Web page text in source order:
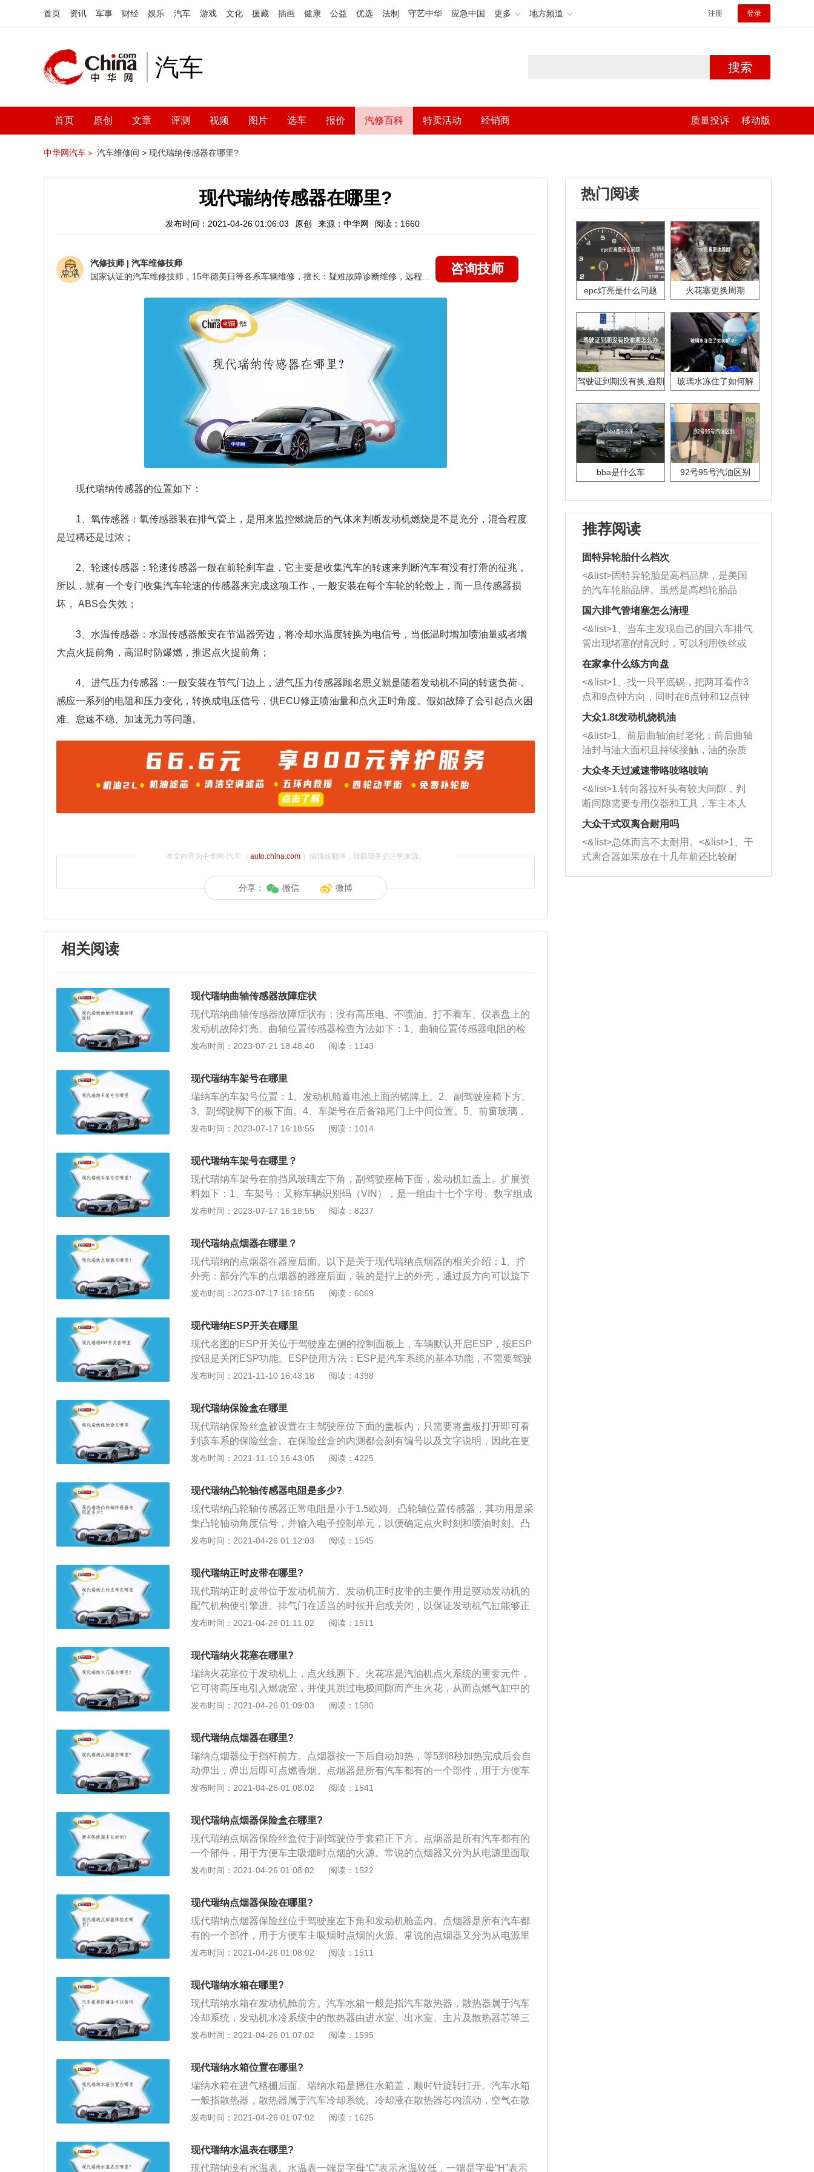
首页 资讯 军事 财经 娱乐 汽车 游戏 文化 援藏 插画 健康 公益 优选 法制 守艺中华 应急中国 更多 地方频道 注册 登录
汽车 搜索
首页 原创 文章 评测 视频 图片 选车 报价 汽修百科 特卖活动 经销商 质量投诉 移动版
中华网汽车＞ 汽车维修间 > 现代瑞纳传感器在哪里?
现代瑞纳传感器在哪里?
发布时间：2021-04-26 01:06:03 原创 来源：中华网 阅读：1660
汽修技师 | 汽车维修技师
咨询技师
现代瑞纳传感器的位置如下：
1、氧传感器：氧传感器装在排气管上，是用来监控燃烧后的气体来判断发动机燃烧是不是充分，混合程度
是过稀还是过浓；
2、轮速传感器：轮速传感器一般在前轮刹车盘，它主要是收集汽车的转速来判断汽车有没有打滑的征兆，
所以，就有一个专门收集汽车轮速的传感器来完成这项工作，一般安装在每个车轮的轮毂上，而一旦传感器损
坏， ABS会失效；
3、水温传感器：水温传感器般安在节温器旁边，将冷却水温度转换为电信号，当低温时增加喷油量或者增
大点火提前角，高温时防爆燃，推迟点火提前角；
4、进气压力传感器：一般安装在节气门边上，进气压力传感器顾名思义就是随着发动机不同的转速负荷，
感应一系列的电阻和压力变化，转换成电压信号，供ECU修正喷油量和点火正时角度。假如故障了会引起点火困
难、怠速不稳、加速无力等问题。
本文内容为中华网·汽车（ auto.china.com）编辑或翻译，转载请务必注明来源。
分享： 微信 微博
相关阅读
现代瑞纳曲轴传感器故障症状
现代瑞纳曲轴传感器故障症状有：没有高压电、不喷油、打不着车、仪表盘上的
发动机故障灯亮。曲轴位置传感器检查方法如下：1、曲轴位置传感器电阻的检
测，拔出其导线插接件，用万用表测量传感器上各端子之间的电阻，应符合附表
出曲轴位置传感器的导线插接件，当转动发动机时，G1-、G2-和G-端子间应有脉
冲信号输出。如果没有脉冲信号输出，则已经损坏，要更换；3、传感器线圈与
信号转子的间隙检测，用厚薄规检查信号转子与传感器线圈凸起之间的空气间
隙，其间隙为0.2～0.4mm。若间隙不符合要求，则已经损坏，需要更换。
发布时间：2023-07-21 18:48:40 阅读：1143
现代瑞纳车架号在哪里
瑞纳车的车架号位置：1、发动机舱蓄电池上面的铭牌上。2、副驾驶座椅下方。
3、副驾驶脚下的板下面。4、车架号在后备箱尾门上中间位置。5、前窗玻璃，
6、行驶证。新款瑞纳车架号在发动机仓里发动机和变速箱后面靠近下方，现代
独立研发的一款A级小车。该车车身外观采用了现代汽车当前最新的流体雕塑设
计理念，运用了许多大胆、硬朗的线条，营造出运动、时尚和硬朗的形象，能够
给消费者带来宽敞舒适的驾乘感受。瑞纳在外型上大量使用了流畅的肌理线条，
配以时尚的前脸造型，营造出一种前卫、动感的视觉感受。为了突出动感的特
性，瑞纳优化了车身比例，使整车更具有轿跑车蓄势而发的运动风范，并且大大
2570mm轴距，真正为消费者的日常使用提供了最大的方便和灵活性。
发布时间：2023-07-17 16:18:55 阅读：1014
现代瑞纳车架号在哪里？
现代瑞纳车架号在前挡风玻璃左下角，副驾驶座椅下面，发动机缸盖上。扩展资
料如下：1、车架号：又称车辆识别码（VIN），是一组由十七个字母、数字组成
的编码，该编码就相当于是汽车的身份证。每辆汽车都有各自唯一的一组车架
车型等信息。2、结构：车辆识别号码主要有两种制式，第一种是欧盟采用的ISO
3779标准，第二种标准主要用于北美，比第一种更严谨，但两者仍能互相兼容。
发布时间：2023-07-17 16:18:55 阅读：8237
现代瑞纳点烟器在哪里？
现代瑞纳的点烟器在器座后面。以下是关于现代瑞纳点烟器的相关介绍：1、拧
外壳：部分汽车的点烟器的器座后面，装的是拧上的外壳，通过反方向可以旋下
来，然后再正方向就又可以装上。2、拆螺丝：部分汽车的点烟器的器座后面，
上去。3、拆面板：拆除档位操作杠的面板，该面板是使用塑料卡勾，只需要将
一边直接用手掰起来或者用一字螺丝刀翘起，就可以将整块面板拆开。4、拆面
板螺丝：当拆除档位操作杠面板后，按下点烟器的面板门将会自动打开，然后看
到两个黑色的螺丝，使用M4内六角扳手拆除即可。5、拆面板盒：直接将点烟器
的面板塑料盒用手拉出来，当拉出大概10厘米左右时，将连接线先拔除掉，只有
用时将内圈按进去，待达到一定温度后，内圈会自动弹回原始位置，这时手捏外
圈拔出即可。
发布时间：2023-07-17 16:18:55 阅读：6069
现代瑞纳ESP开关在哪里
现代名图的ESP开关位于驾驶座左侧的控制面板上，车辆默认开启ESP，按ESP
按钮是关闭ESP功能。ESP使用方法：ESP是汽车系统的基本功能，不需要驾驶
员亲自调用，主要是为了保证特殊驾驶状态下的车身稳定性。如有可能出现侧
故的发生。所以，供应商也建议在日常驾驶中不要关掉ESP。可暂时关闭ESP的
情况：1.车辆陷入泥潭时，ESP会限制发动机扭矩，使车辆难以逃脱。2.极限驾
驶、弯道漂移、原地旋转、磨损等都需要滑移，ESP运行时轮胎不能打滑，所以
可以暂时关闭。3.积雪很深的路面，轮胎在积雪的路面上，摩擦力本身就不够。E
SP的工作对轮胎没有足够的力量，反而不利于行驶。但是积雪融化的路面还是要
发布时间：2021-11-10 16:43:18 阅读：4398
现代瑞纳保险盒在哪里
现代瑞纳保险丝盒被设置在主驾驶座位下面的盖板内，只需要将盖板打开即可看
到该车系的保险丝盒。在保险丝盒的内测都会刻有编号以及文字说明，因此在更
换保险丝盒的时候，建议车主参考这些信息进行更换。若需要更换现代瑞纳内部
后，在驾驶人员的作为下面找到盖板，并且使用带有尖端的物体将盖白拆开，并
且找到对应元件保险丝；借助专业的检测笔对保险丝进行检查，检查其内部的保
险丝熔断是否还能正常工作，若不能正常工作则需要将其取下来，并且更换新的
保险丝；按照拆卸顺序的倒序将其安装好即可。
发布时间：2021-11-10 16:43:05 阅读：4225
现代瑞纳凸轮轴传感器电阻是多少?
现代瑞纳凸轮轴传感器正常电阻是小于1.5欧姆。凸轮轴位置传感器，其功用是采
集凸轮轴动角度信号，并输入电子控制单元，以便确定点火时刻和喷油时刻。凸
轮轴位置传感器又称为气缸识别传感器，为了区别于曲轴位置传感器，凸轮轴位
的电阻检查传感器的1端子与ECU的62端子、传感器的2端子电阻值；2、接着再
检查ECU的76端子、传感器的3端子与ECU的67端子的电阻值；3、各导线间电
阻值应不大于1.5欧姆，如果电阻过大或无穷大，说明线束接触不良或导线断路，
应进行维修或更换线束。
发布时间：2021-04-26 01:12:03 阅读：1545
现代瑞纳正时皮带在哪里?
现代瑞纳正时皮带位于发动机前方。发动机正时皮带的主要作用是驱动发动机的
配气机构使引擎进、排气门在适当的时候开启或关闭，以保证发动机气缸能够正
常地吸气和排气。以下是正时皮带的更换步骤：1、将气门室盖拆开，曲轴皮带
定镙丝拧上，固定住曲轴；2、转动进排气凸轮轴，凸轮轴后端有凹槽，将两根
凸轮轴凹槽平衡对齐，将专用工具卡进去；3、拆下旧链条装上新链条。曲轴皮
带轮也是没有滑键的，安装时，皮带轮上面有一个圆孔，对正链条外壳上面的凹
槽里；4、曲轴位置传感器是可以调整的，安装时要不间隙调整到位，不然会报
故障码；曲轴链轮与皮带轮都是自由转动的。
发布时间：2021-04-26 01:11:02 阅读：1511
现代瑞纳火花塞在哪里?
瑞纳火花塞位于发动机上，点火线圈下。火花塞是汽油机点火系统的重要元件，
它可将高压电引入燃烧室，并使其跳过电极间隙而产生火花，从而点燃气缸中的
可燃混合气。火花塞的结构介绍如下：1、钢壳：钢壳下部是细螺纹，用于与缸
塞；2、金属杆是中心电极。金属杆下端与中心电极上端通过导体玻璃体接触，
金属杆上端装有接线螺母；3、在钢制壳体与中心电极之间有高氧化铝陶瓷绝缘
体，使中心电极在通电时绝缘；4、钢壳体最下部装有弯曲的侧电极；5、钢壳外
部的中部有铜制垫圈。
发布时间：2021-04-26 01:09:03 阅读：1580
现代瑞纳点烟器在哪里?
瑞纳点烟器位于挡杆前方。点烟器按一下后自动加热，等5到8秒加热完成后会自
动弹出，弹出后即可点燃香烟。点烟器是所有汽车都有的一个部件，用于方便车
主吸烟时点烟的火源。常见的点烟器使用错误如下：1、启动时没有拔下外接设
其是MP3和U盘极易出现问题。因此要用后拔下，汽车启动后再插入使用；2、熄
火是没有拔下外接设备：由于车辆的设置不同，有些点烟器的电源并不是熄灭车
辆就断电的，很多车辆依然有电，因此将外接设备长期放在点烟器上容易导致汽
车电量的浪费；3、拔插时晃动：使用时候插拔晃动使得外接设备的插头弧形簧
片变型，造成插入后松旷，接触不严而影响导电，现象为时通时断；4、操作汽
发布时间：2021-04-26 01:08:02 阅读：1541
现代瑞纳点烟器保险盒在哪里?
现代瑞纳点烟器保险丝盒位于副驾驶位手套箱正下方。点烟器是所有汽车都有的
一个部件，用于方便车主吸烟时点烟的火源。常说的点烟器又分为从电源里面取
电的那种，有的厂家生产的点烟器就不是用来点烟的，只是用来从汽车上面引电
险盒，或汽车专门存放保险丝的收纳器里；2、然后，按照对应表，在众多保险
丝中，找到点烟器保险丝；3、然后取下点烟保险丝，取的时候要注意，不要碰
到其他电路设备；4、取下点烟保险丝就会发现，保险丝已经熔断，测好保险丝
尺寸，根据尺寸，重新购买保险丝，并重新安装上。
发布时间：2021-04-26 01:08:02 阅读：1522
现代瑞纳点烟器保险在哪里?
现代瑞纳点烟器保险丝位于驾驶座左下角和发动机舱盖内。点烟器是所有汽车都
有的一个部件，用于方便车主吸烟时点烟的火源。常说的点烟器又分为从电源里
面取电的那种，有的厂家生产的点烟器就不是用来点烟的，只是用来从汽车上面
开保险盒，或汽车专门存放保险丝的收纳器里；2、然后，按照对应表，在众多
保险丝中，找到点烟器保险丝；3、然后取下点烟保险丝，取的时候要注意，不
要碰到其他电路设备；4、取下点烟保险丝就会发现，保险丝已经熔断，测好保
险丝尺寸，根据尺寸，重新购买保险丝，并重新安装上。
发布时间：2021-04-26 01:08:02 阅读：1511
现代瑞纳水箱在哪里?
现代瑞纳水箱在发动机舱前方。汽车水箱一般是指汽车散热器，散热器属于汽车
冷却系统，发动机水冷系统中的散热器由进水室、出水室、主片及散热器芯等三
部分构成。汽车水箱加水步骤如下：1、逆时针方向转动压力盖，如果听到嘶嘶
膨胀罐MAX和MIN刻度之间的位置；3、在冷却液膨胀罐盖打开的情况下，启动
发动机；4、启动发动机后，罐内冷却液会慢慢减少，这时候再添加适量的冷却
液到膨胀罐内，直至液面达到冷却液膨胀罐MAX和MIN度之间的位置；5、重新
装上盖子，确保压力盖用手拧紧并完全入位。
发布时间：2021-04-26 01:07:02 阅读：1595
现代瑞纳水箱位置在哪里?
瑞纳水箱在进气格栅后面。瑞纳水箱是摁住水箱盖，顺时针旋转打开。汽车水箱
一般指散热器，散热器属于汽车冷却系统。冷却液在散热器芯内流动，空气在散
热器芯外通过。热的冷却液由于向空气散热而变冷，冷空气则因为吸收冷却液散
1、拧开水箱放水阀，一般在汽车底部，放除防冻液；2、清洗冷却系统，不断往
发动机冷却系统内注入清水。在冲洗过程中，要使发动机怠速运转，保持内部清
发布时间：2021-04-26 01:07:02 阅读：1625
现代瑞纳水温表在哪里?
现代瑞纳没有水温表。水温表一端是字母“C”表示水温较低，一端是字母“H”表示
热门阅读
epc灯亮是什么问题 火花塞更换周期
驾驶证到期没有换,逾期
玻璃水冻住了如何解
bba是什么车 92号95号汽油区别
推荐阅读
固特异轮胎什么档次
<&list>固特异轮胎是高档品牌，是美国
的汽车轮胎品牌。虽然是高档轮胎品
牌，但是中高低端的轮胎都有生产，这
也是为了更好的开拓市场。
国六排气管堵塞怎么清理
<&list>1、当车主发现自己的国六车排气
管出现堵塞的情况时，可以利用铁丝或
者是细棍，直接将杂物给取出来，如果
堵塞情况比较严重，也可以采取应急措
施。 <&list>2、直接利用木棍将所有的
杂物推到排气管里面的位置处，然后将
三元催化器拆解开，就可以将堵塞的东
西取出来。但如果是因为积碳过多引起
的堵塞，就需要将三元催化器泡在草酸
洗剂对堵塞的情况得到解决，将清洗剂
放在燃油箱中，与燃油混合后，车辆启
动时，就可以和汽油一起进入到燃烧
室，最后形成废气排出，就可以让三元
催化器得到清洗，排气管堵塞的情况就
能够得到解决。
在家拿什么练方向盘
<&list>1、找一只平底锅，把两耳看作3
点和9点钟方向，同时在6点钟和12点钟
方向做一个标记。 <&list>2、双手握住
一圈半的练习，往右同样也要打相同的
圈数。 <&list>3、最后强调要反复练
习，这样就可以形成肌肉记忆，在真实
驾驶车辆时，不需要记忆也能打好方
向。
大众1.8t发动机烧机油
<&list>1、前后曲轴油封老化：前后曲轴
油封与油大面积且持续接触，油的杂质
和发动机内持续温度变化使其密封效果
逐渐减弱，导致渗油或漏油。<&list>2、
活塞间隙过大：积碳会使活塞环与缸体
的间隙扩大，导致机油流入燃烧室中，
造成烧机油。<&list>3、机油粘度。使用
机油粘度过小的话，同样会有烧机油现
象，机油粘度过小具有很好的流动性，
大众冬天过减速带咯吱咯吱响
<&list>1.转向器拉杆头有较大间隙，判
断间隙需要专用仪器和工具，车主本人
无法制作，需要将车辆送到修理厂或4s
店；<&list>2.车辆半轴套管防尘罩破
裂，破裂后会出现漏油现象，使半轴磨
损严重，磨损的半轴容易损坏，产生异
响；<&list>3.稳定器的转向胶套和球头
大众干式双离合耐用吗
<&list>总体而言不太耐用。<&list>1、干
式离合器如果放在十几年前还比较耐